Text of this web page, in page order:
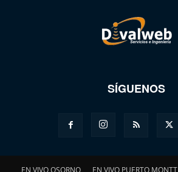
SÍGUENOS
EN VIVO OSORNO EN VIVO PUERTO MONTT